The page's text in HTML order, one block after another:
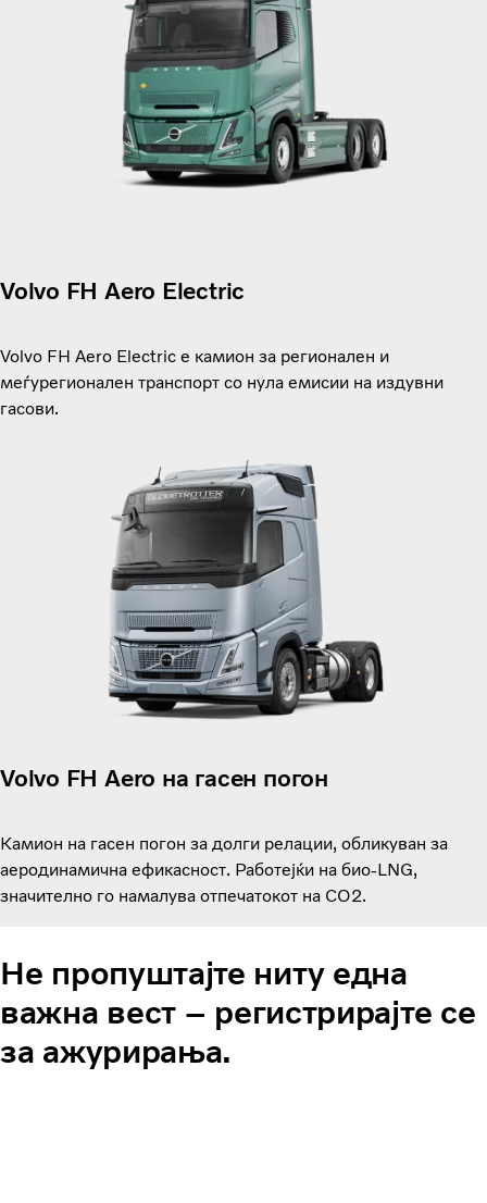
Volvo FH Aero Electric
Volvo FH Aero Electric е камион за регионален и
меѓурегионален транспорт со нула емисии на издувни
гасови.
Volvo FH Aero на гасен погон
Камион на гасен погон за долги релации, обликуван за
аеродинамична ефикасност. Работејќи на био-LNG,
значително го намалува отпечатокот на CO2.
Не пропуштајте ниту една
важна вест – регистрирајте се
за ажурирања.